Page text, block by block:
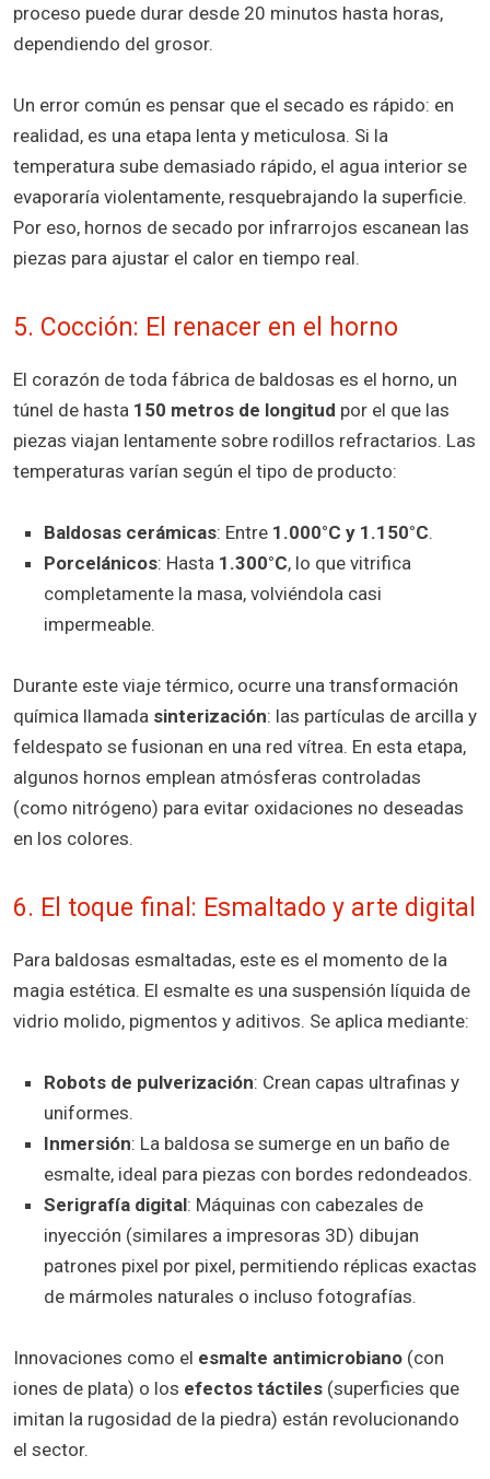
proceso puede durar desde 20 minutos hasta horas,
dependiendo del grosor.
Un error común es pensar que el secado es rápido: en
realidad, es una etapa lenta y meticulosa. Si la
temperatura sube demasiado rápido, el agua interior se
evaporaría violentamente, resquebrajando la superficie.
Por eso, hornos de secado por infrarrojos escanean las
piezas para ajustar el calor en tiempo real.
5. Cocción: El renacer en el horno
El corazón de toda fábrica de baldosas es el horno, un
túnel de hasta 150 metros de longitud por el que las
piezas viajan lentamente sobre rodillos refractarios. Las
temperaturas varían según el tipo de producto:
Baldosas cerámicas: Entre 1.000°C y 1.150°C.
Porcelánicos: Hasta 1.300°C, lo que vitrifica
completamente la masa, volviéndola casi
impermeable.
Durante este viaje térmico, ocurre una transformación
química llamada sinterización: las partículas de arcilla y
feldespato se fusionan en una red vítrea. En esta etapa,
algunos hornos emplean atmósferas controladas
(como nitrógeno) para evitar oxidaciones no deseadas
en los colores.
6. El toque final: Esmaltado y arte digital
Para baldosas esmaltadas, este es el momento de la
magia estética. El esmalte es una suspensión líquida de
vidrio molido, pigmentos y aditivos. Se aplica mediante:
Robots de pulverización: Crean capas ultrafinas y
uniformes.
Inmersión: La baldosa se sumerge en un baño de
esmalte, ideal para piezas con bordes redondeados.
Serigrafía digital: Máquinas con cabezales de
inyección (similares a impresoras 3D) dibujan
patrones pixel por pixel, permitiendo réplicas exactas
de mármoles naturales o incluso fotografías.
Innovaciones como el esmalte antimicrobiano (con
iones de plata) o los efectos táctiles (superficies que
imitan la rugosidad de la piedra) están revolucionando
el sector.